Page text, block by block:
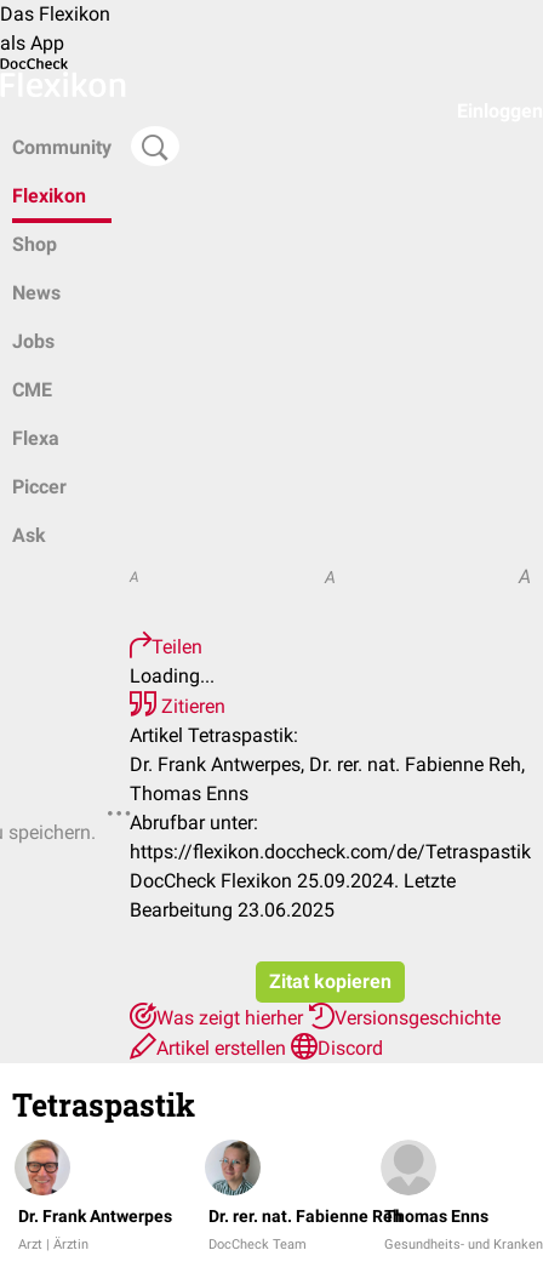
Das Flexikon
als App
Community
Flexikon
Shop
News
Jobs
CME
Flexa
Piccer
Ask
speichern.
A A A
Teilen
Loading...
Zitieren
Artikel Tetraspastik:
Dr. Frank Antwerpes, Dr. rer. nat. Fabienne Reh,
Thomas Enns
Abrufbar unter:
https://flexikon.doccheck.com/de/Tetraspastik
DocCheck Flexikon 25.09.2024. Letzte
Bearbeitung 23.06.2025
Zitat kopieren
Was zeigt hierher
Versionsgeschichte
Artikel erstellen
Discord
Tetraspastik
Dr. Frank Antwerpes
Arzt | Ärztin
Dr. rer. nat. Fabienne Reh
DocCheck Team
Thomas Enns
Gesundheits- und